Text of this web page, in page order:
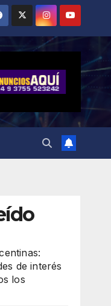
de interés
los